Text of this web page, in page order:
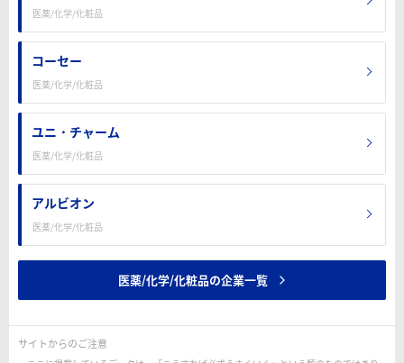
医薬/化学/化粧品
コーセー
医薬/化学/化粧品
ユニ・チャーム
医薬/化学/化粧品
アルビオン
医薬/化学/化粧品
医薬/化学/化粧品の企業一覧
サイトからのご注意